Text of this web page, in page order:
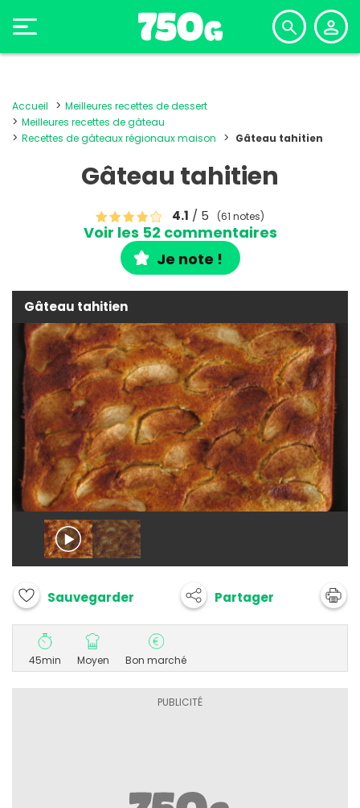
Accueil
Meilleures recettes de dessert
Meilleures recettes de gâteau
Recettes de gâteaux régionaux maison
Gâteau tahitien
Gâteau tahitien
4.1 / 5 (61 notes)
Voir les 52 commentaires
Je note !
Gâteau tahitien
Sauvegarder Partager
45min Moyen Bon marché